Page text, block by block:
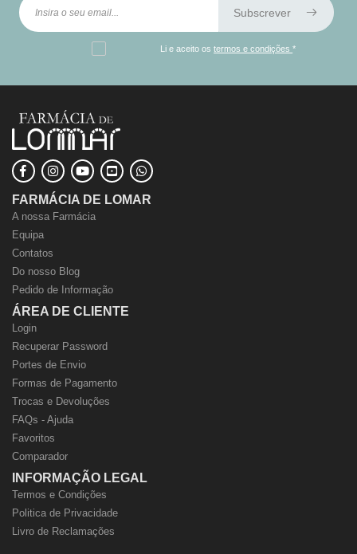
Subscrever
Li e aceito ostermos e condições*
FARMÁCIA DE LOMAR
A nossa Farmácia
Equipa
Contatos
Do nosso Blog
Pedido de Informação
ÁREA DE CLIENTE
Login
Recuperar Password
Portes de Envio
Formas de Pagamento
Trocas e Devoluções
FAQs - Ajuda
Favoritos
Comparador
INFORMAÇÃO LEGAL
Termos e Condições
Politica de Privacidade
Livro de Reclamações